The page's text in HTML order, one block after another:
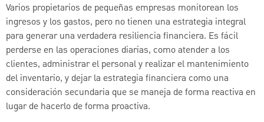
Varios propietarios de pequeñas empresas monitorean los
ingresos y los gastos, pero no tienen una estrategia integral
para generar una verdadera resiliencia financiera. Es fácil
perderse en las operaciones diarias, como atender a los
clientes, administrar el personal y realizar el mantenimiento
del inventario, y dejar la estrategia financiera como una
consideración secundaria que se maneja de forma reactiva en
lugar de hacerlo de forma proactiva.